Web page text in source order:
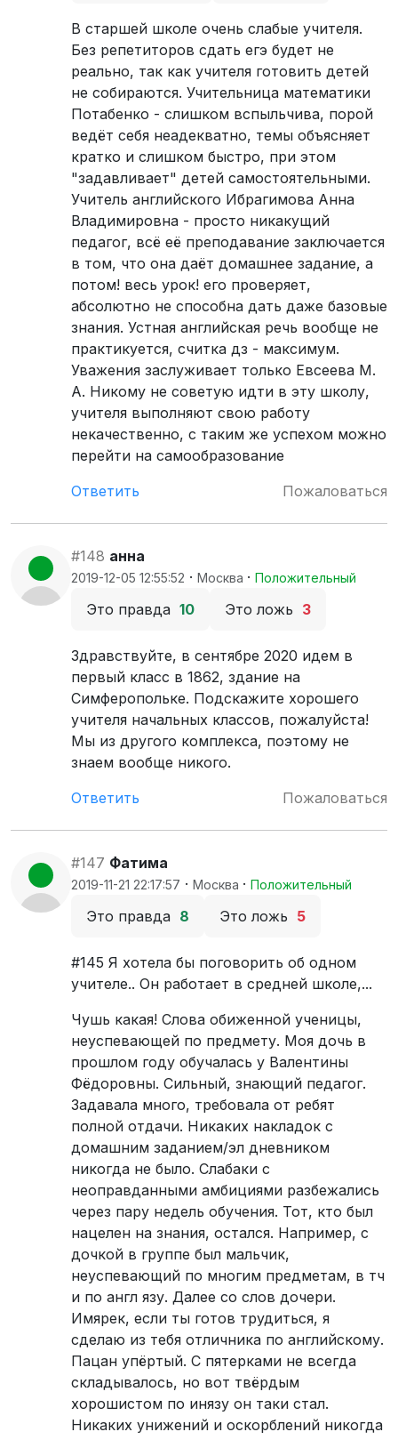
В старшей школе очень слабые учителя.
Без репетиторов сдать егэ будет не
реально, так как учителя готовить детей
не собираются. Учительница математики
Потабенко - слишком вспыльчива, порой
ведёт себя неадекватно, темы объясняет
кратко и слишком быстро, при этом
"задавливает" детей самостоятельными.
Учитель английского Ибрагимова Анна
Владимировна - просто никакущий
педагог, всё её преподавание заключается
в том, что она даёт домашнее задание, а
потом! весь урок! его проверяет,
абсолютно не способна дать даже базовые
знания. Устная английская речь вообще не
практикуется, считка дз - максимум.
Уважения заслуживает только Евсеева М.
А. Никому не советую идти в эту школу,
учителя выполняют свою работу
некачественно, с таким же успехом можно
перейти на самообразование
Ответить
Пожаловаться
#148 анна
2019-12-05 12:55:52 · Москва · Положительный
Это правда 10 Это ложь 3
Здравствуйте, в сентябре 2020 идем в
первый класс в 1862, здание на
Симферопольке. Подскажите хорошего
учителя начальных классов, пожалуйста!
Мы из другого комплекса, поэтому не
знаем вообще никого.
Ответить
Пожаловаться
#147 Фатима
2019-11-21 22:17:57 · Москва · Положительный
Это правда 8 Это ложь 5
#145 Я хотела бы поговорить об одном
учителе.. Он работает в средней школе,...
Чушь какая! Слова обиженной ученицы,
неуспевающей по предмету. Моя дочь в
прошлом году обучалась у Валентины
Фёдоровны. Сильный, знающий педагог.
Задавала много, требовала от ребят
полной отдачи. Никаких накладок с
домашним заданием/эл дневником
никогда не было. Слабаки с
неоправданными амбициями разбежались
через пару недель обучения. Тот, кто был
нацелен на знания, остался. Например, с
дочкой в группе был мальчик,
неуспевающий по многим предметам, в тч
и по англ язу. Далее со слов дочери.
Имярек, если ты готов трудиться, я
сделаю из тебя отличника по английскому.
Пацан упёртый. С пятерками не всегда
складывалось, но вот твёрдым
хорошистом по инязу он таки стал.
Никаких унижений и оскорблений никогда